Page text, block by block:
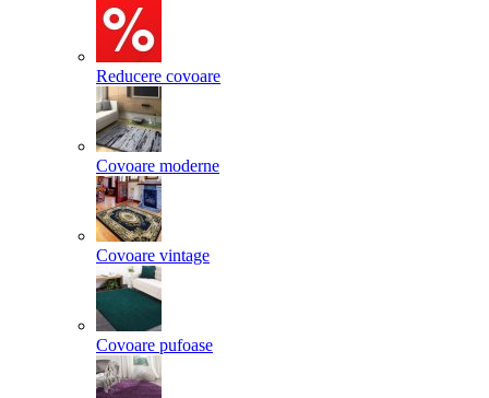
Reducere covoare
Covoare moderne
Covoare vintage
Covoare pufoase